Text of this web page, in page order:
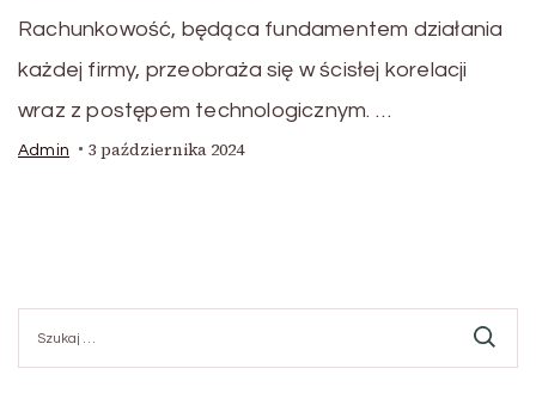
Rachunkowość, będąca fundamentem działania
każdej firmy, przeobraża się w ścisłej korelacji
wraz z postępem technologicznym. …
Admin 3 października 2024